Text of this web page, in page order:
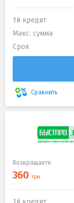
1й кредит
Макс. сумма
Срок
Сравнить
Возвращаете